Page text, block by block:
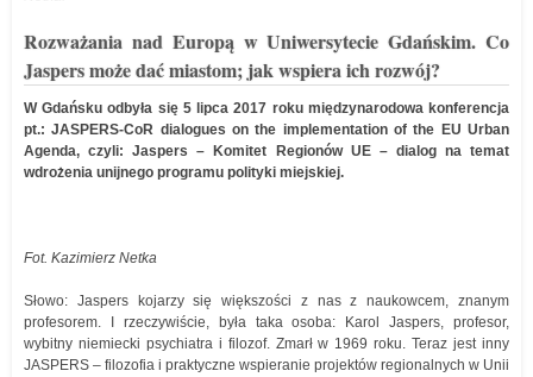
Rozważania nad Europą w Uniwersytecie Gdańskim. Co
Jaspers może dać miastom; jak wspiera ich rozwój?
W Gdańsku odbyła się 5 lipca 2017 roku międzynarodowa konferencja
pt.: JASPERS-CoR dialogues on the implementation of the EU Urban
Agenda, czyli: Jaspers – Komitet Regionów UE – dialog na temat
wdrożenia unijnego programu polityki miejskiej.
Fot. Kazimierz Netka
Słowo: Jaspers kojarzy się większości z nas z naukowcem, znanym
profesorem. I rzeczywiście, była taka osoba: Karol Jaspers, profesor,
wybitny niemiecki psychiatra i filozof. Zmarł w 1969 roku. Teraz jest inny
JASPERS – filozofia i praktyczne wspieranie projektów regionalnych w Unii